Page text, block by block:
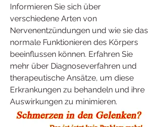
Informieren Sie sich über
verschiedene Arten von
Nervenentzündungen und wie sie das
normale Funktionieren des Körpers
beeinflussen können. Erfahren Sie
mehr über Diagnoseverfahren und
therapeutische Ansätze, um diese
Erkrankungen zu behandeln und ihre
Auswirkungen zu minimieren.